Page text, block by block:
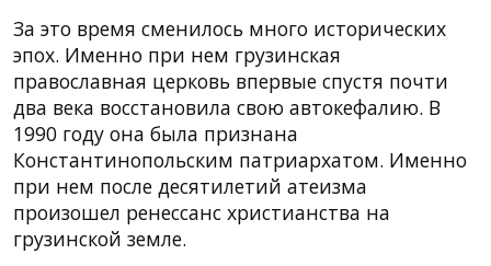
За это время сменилось много исторических
эпох. Именно при нем грузинская
православная церковь впервые спустя почти
два века восстановила свою автокефалию. В
1990 году она была признана
Константинопольским патриархатом. Именно
при нем после десятилетий атеизма
произошел ренессанс христианства на
грузинской земле.